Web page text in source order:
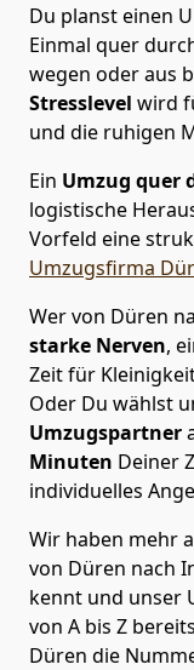
Du planst einen
Einmal quer
wegen oder aus
Stresslevel wird
und die ruhigen
Ein Umzug quer
logistische
Vorfeld eine
Umzugsfirma
Wer von Düren
starke Nerven,
Zeit für
Oder Du wählst
Umzugspartner
Minuten Deiner
individuelles
Wir haben mehr
von Düren nach
kennt und unser
von A bis Z
Düren die